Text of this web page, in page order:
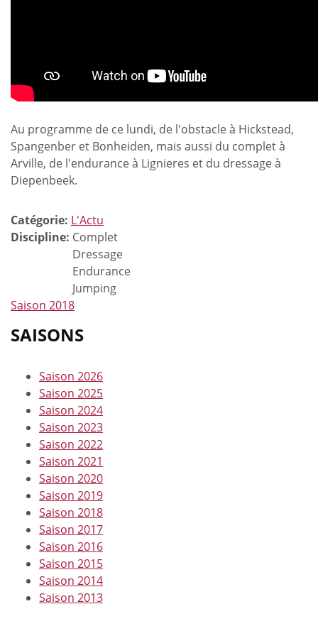
Au programme de ce lundi, de l'obstacle à Hickstead,
Spangenber et Bonheiden, mais aussi du complet à
Arville, de l'endurance à Lignieres et du dressage à
Diepenbeek.
Catégorie: L'Actu
Discipline: Complet
Dressage
Endurance
Jumping
Saison 2018
SAISONS
Saison 2026
Saison 2025
Saison 2024
Saison 2023
Saison 2022
Saison 2021
Saison 2020
Saison 2019
Saison 2018
Saison 2017
Saison 2016
Saison 2015
Saison 2014
Saison 2013